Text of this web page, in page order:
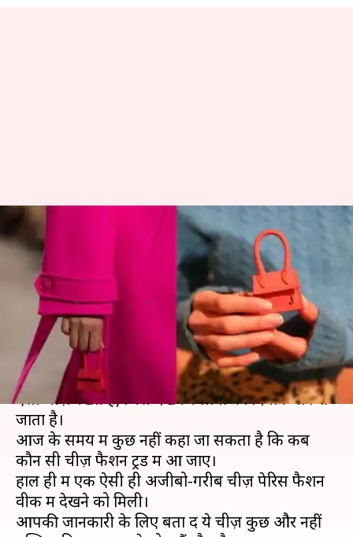
अजीबो-गरीब फैशन: महिलाओं के
लिए आया दुनिया का सबसे छोटा
हैंडबैग
प्रदीप मौर्य Mar 08, 2019 05:54 pm
क्या है खबर?
फैशन के इस दौर में लोग इस तरह के कपड़े पहनते हैं और
ऐसी चीज़ें रखते हैं, जिसे देखकर लोगों का दिमाग चाकरा
जाता है।
आज के समय में कुछ नहीं कहा जा सकता है कि कब
कौन सी चीज़ फैशन ट्रेंड में आ जाए।
हाल ही में एक ऐसी ही अजीबो-गरीब चीज़ पेरिस फैशन
वीक में देखने को मिली।
आपकी जानकारी के लिए बता दें ये चीज़ कुछ और नहीं